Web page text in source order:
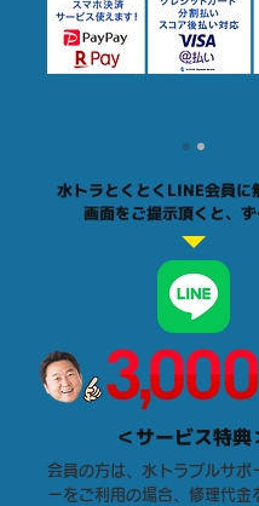
水トラとくとくLINE会員に
画面をご提示頂くと、ず
＜サービス特典
会員の方は、水トラブルサポ
ーをご利用の場合、修理代金